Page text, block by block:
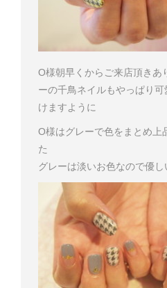
O様朝早くからご来店頂きあ
ーの千鳥ネイルもやっぱり可
けますように
O様はグレーで色をまとめ上
た
グレーは淡いお色なので優